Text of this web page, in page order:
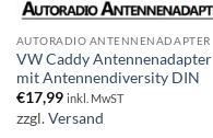
AUTORADIO ANTENNENADAPTER
VW Caddy Antennenadapter
mit Antennendiversity DIN
€17,99 inkl. MwST
zzgl.Versand